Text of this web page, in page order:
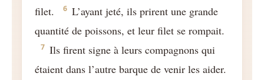
filet.
6 L’ayant jeté, ils prirent une grande
quantité de poissons, et leur filet se rompait.
7 Ils firent signe à leurs compagnons qui
étaient dans l’autre barque de venir les aider.